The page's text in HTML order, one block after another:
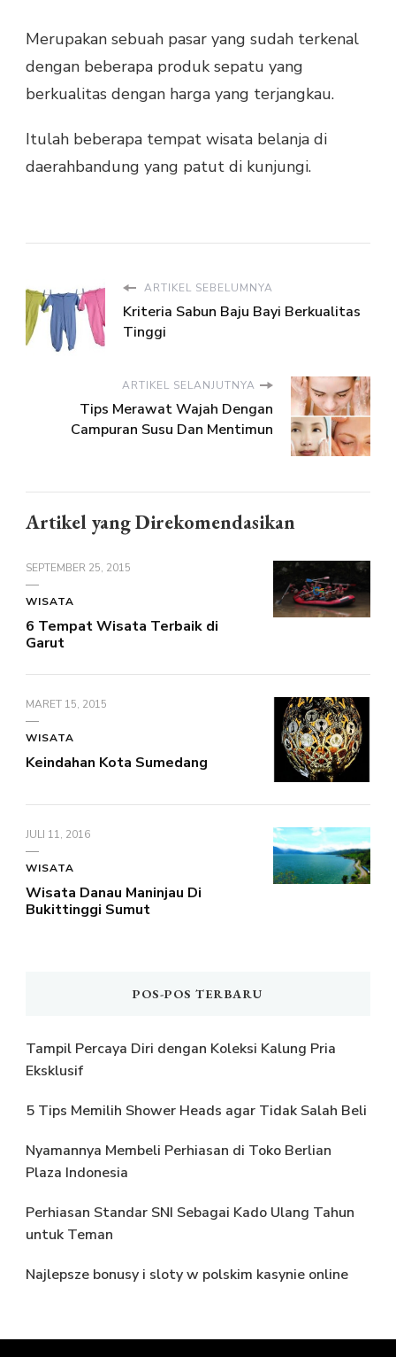
Merupakan sebuah pasar yang sudah terkenal
dengan beberapa produk sepatu yang
berkualitas dengan harga yang terjangkau.
Itulah beberapa tempat wisata belanja di
daerahbandung yang patut di kunjungi.
ARTIKEL SEBELUMNYA
Kriteria Sabun Baju Bayi Berkualitas
Tinggi
ARTIKEL SELANJUTNYA
Tips Merawat Wajah Dengan
Campuran Susu Dan Mentimun
Artikel yang Direkomendasikan
SEPTEMBER 25, 2015
WISATA
6 Tempat Wisata Terbaik di
Garut
MARET 15, 2015
WISATA
Keindahan Kota Sumedang
JULI 11, 2016
WISATA
Wisata Danau Maninjau Di
Bukittinggi Sumut
POS-POS TERBARU
Tampil Percaya Diri dengan Koleksi Kalung Pria
Eksklusif
5 Tips Memilih Shower Heads agar Tidak Salah Beli
Nyamannya Membeli Perhiasan di Toko Berlian
Plaza Indonesia
Perhiasan Standar SNI Sebagai Kado Ulang Tahun
untuk Teman
Najlepsze bonusy i sloty w polskim kasynie online